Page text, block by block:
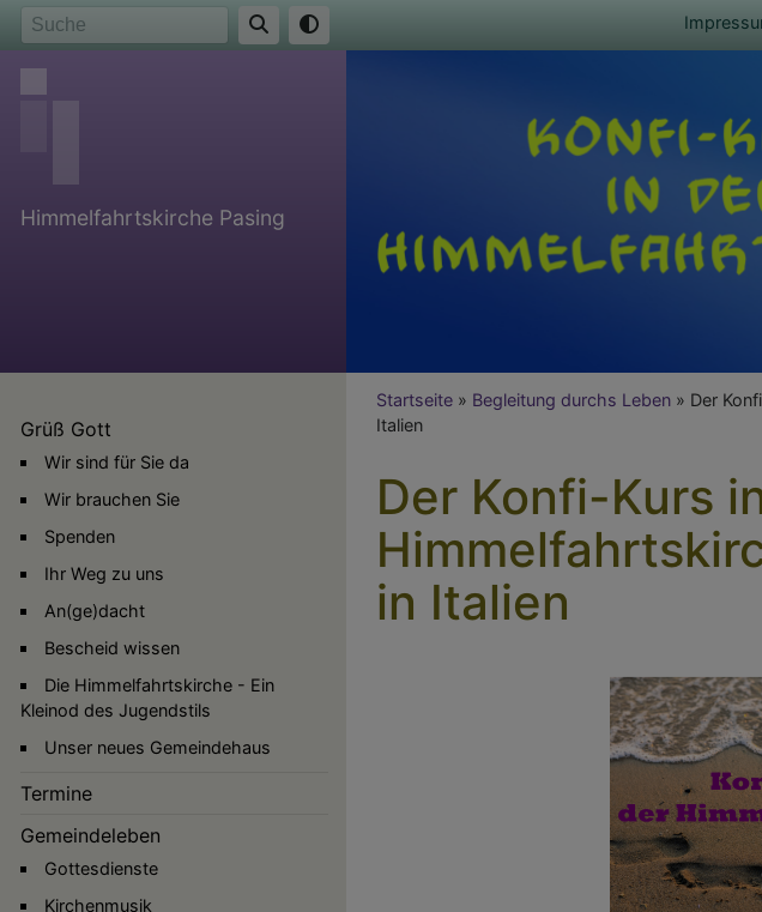
Direkt
zum
Inhalt
Himmelfahrtskirche Pasing
Grüß Gott
Wir sind für Sie da
Wir brauchen Sie
Spenden
Ihr Weg zu uns
An(ge)dacht
Bescheid wissen
Die Himmelfahrtskirche - Ein
Kleinod des Jugendstils
Unser neues Gemeindehaus
Termine
Gemeindeleben
Gottesdienste
Kirchenmusik
Breadcrumb
Startseite Begleitung durchs Leben
Der
Italien
Der Konfi-Kurs
in Italien